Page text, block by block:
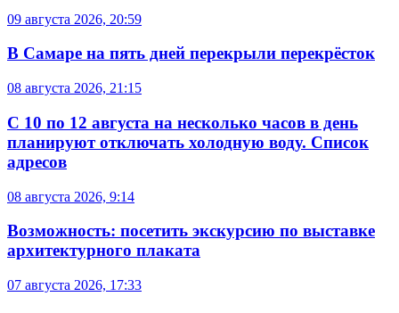
09 августа 2026, 20:59
В Самаре на пять дней перекрыли перекрёсток
08 августа 2026, 21:15
С 10 по 12 августа на несколько часов в день
планируют отключать холодную воду. Список
адресов
08 августа 2026, 9:14
Возможность: посетить экскурсию по выставке
архитектурного плаката
07 августа 2026, 17:33